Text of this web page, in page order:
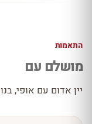
התאמות
מושלם עם
יין אדום עם אופי,